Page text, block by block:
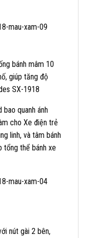
bánh mâm 10
giúp tăng độ
SX-1918
quanh ánh
cho Xe điện trẻ
linh, và tâm bánh
tổng thể bánh xe
nút gài 2 bên,